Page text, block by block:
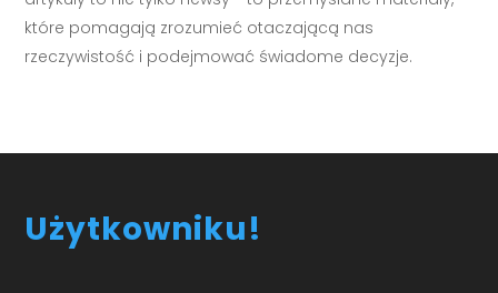
które pomagają zrozumieć otaczającą nas
rzeczywistość i podejmować świadome decyzje.
Użytkowniku!